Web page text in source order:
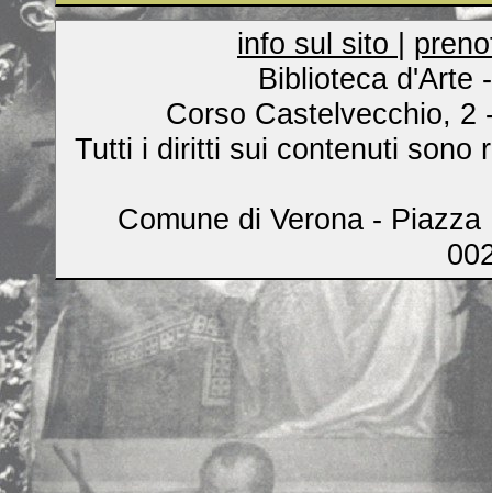
info sul sito |
Biblioteca d'Arte
Corso Castelvecchio, 2
Tutti i diritti sui contenuti sono
Comune di Verona -